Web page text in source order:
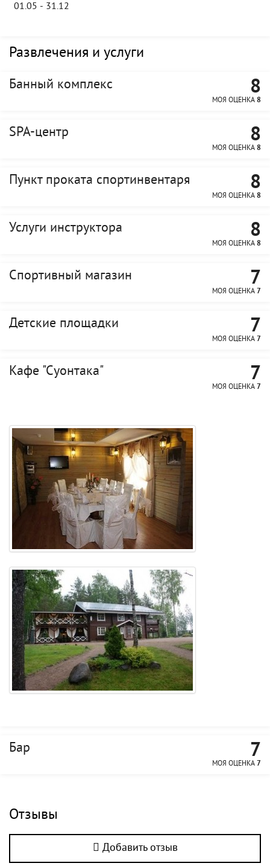
01.05 - 31.12
Развлечения и услуги
Банный комплекс 8
МОЯ ОЦЕНКА 8
SPA-центр 8
МОЯ ОЦЕНКА 8
Пункт проката спортинвентаря 8
МОЯ ОЦЕНКА 8
Услуги инструктора 8
МОЯ ОЦЕНКА 8
Спортивный магазин 7
МОЯ ОЦЕНКА 7
Детские площадки 7
МОЯ ОЦЕНКА 7
Кафе "Суонтака" 7
МОЯ ОЦЕНКА 7
Бар 7
МОЯ ОЦЕНКА 7
Отзывы
Добавить отзыв